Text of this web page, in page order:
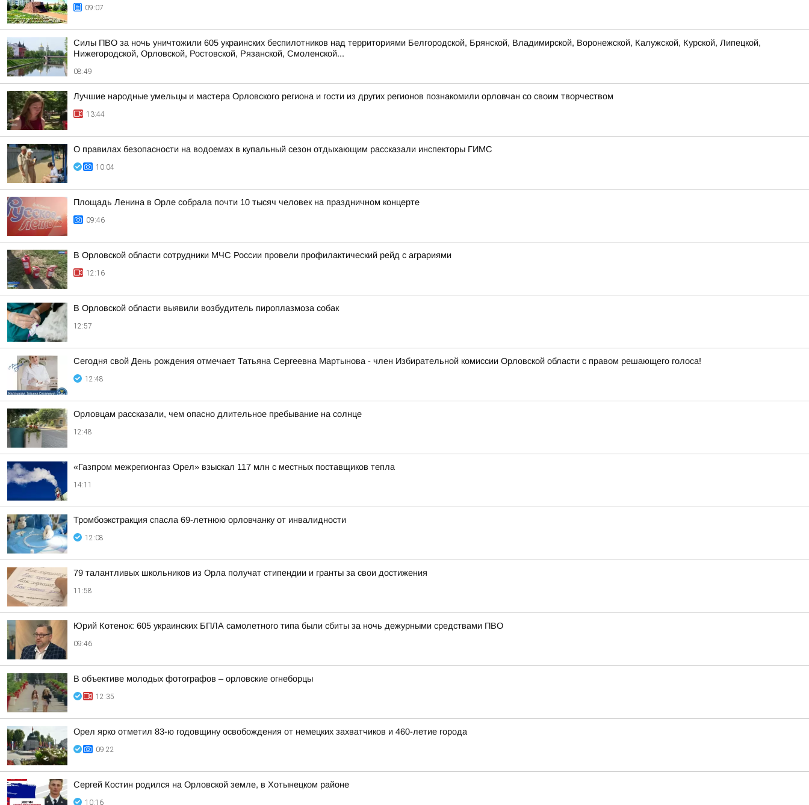
09:07
Силы ПВО за ночь уничтожили 605 украинских беспилотников над территориями Белгородской, Брянской, Владимирской, Воронежской, Калужской, Курской, Липецкой,
Нижегородской, Орловской, Ростовской, Рязанской, Смоленской...
08:49
Лучшие народные умельцы и мастера Орловского региона и гости из других регионов познакомили орловчан со своим творчеством
13:44
О правилах безопасности на водоемах в купальный сезон отдыхающим рассказали инспекторы ГИМС
10:04
Площадь Ленина в Орле собрала почти 10 тысяч человек на праздничном концерте
09:46
В Орловской области сотрудники МЧС России провели профилактический рейд с аграриями
12:16
В Орловской области выявили возбудитель пироплазмоза собак
12:57
Сегодня свой День рождения отмечает Татьяна Сергеевна Мартынова - член Избирательной комиссии Орловской области с правом решающего голоса!
12:48
Орловцам рассказали, чем опасно длительное пребывание на солнце
12:48
«Газпром межрегионгаз Орел» взыскал 117 млн с местных поставщиков тепла
14:11
Тромбоэкстракция спасла 69-летнюю орловчанку от инвалидности
12:08
79 талантливых школьников из Орла получат стипендии и гранты за свои достижения
11:58
Юрий Котенок: 605 украинских БПЛА самолетного типа были сбиты за ночь дежурными средствами ПВО
09:46
В объективе молодых фотографов – орловские огнеборцы
12:35
Орел ярко отметил 83-ю годовщину освобождения от немецких захватчиков и 460-летие города
09:22
Сергей Костин родился на Орловской земле, в Хотынецком районе
10:16